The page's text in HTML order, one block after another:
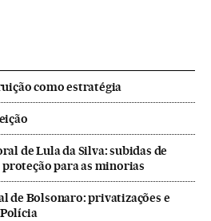
como estratégia
de Lula da Silva: subidas de
para as minorias
de Bolsonaro: privatizações e